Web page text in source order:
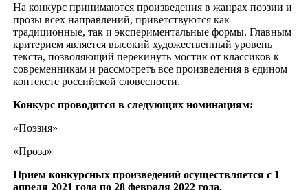
На конкурс принимаются произведения в жанрах поэзии и
прозы всех направлений, приветствуются как
традиционные, так и экспериментальные формы. Главным
критерием является высокий художественный уровень
текста, позволяющий перекинуть мостик от классиков к
современникам и рассмотреть все произведения в едином
контексте российской словесности.
Конкурс проводится в следующих номинациям:
«Поэзия»
«Проза»
Прием конкурсных произведений осуществляется с 1
апреля 2021 года по 28 февраля 2022 года.